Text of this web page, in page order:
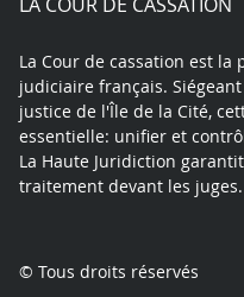
La Cour de cassation est
judiciaire français.
justice de l'Île de la Cité,
essentielle: unifier et
La Haute Juridiction
traitement devant les juges.
© Tous droits réservés